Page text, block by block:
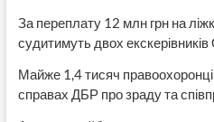
За переплату 12 млн грн на
судитимуть двох
Майже 1,4 тисяч
справах ДБР про зраду та